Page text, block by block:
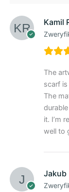
Kamil
The
scarf
The
it. I’m
well to
Jakub